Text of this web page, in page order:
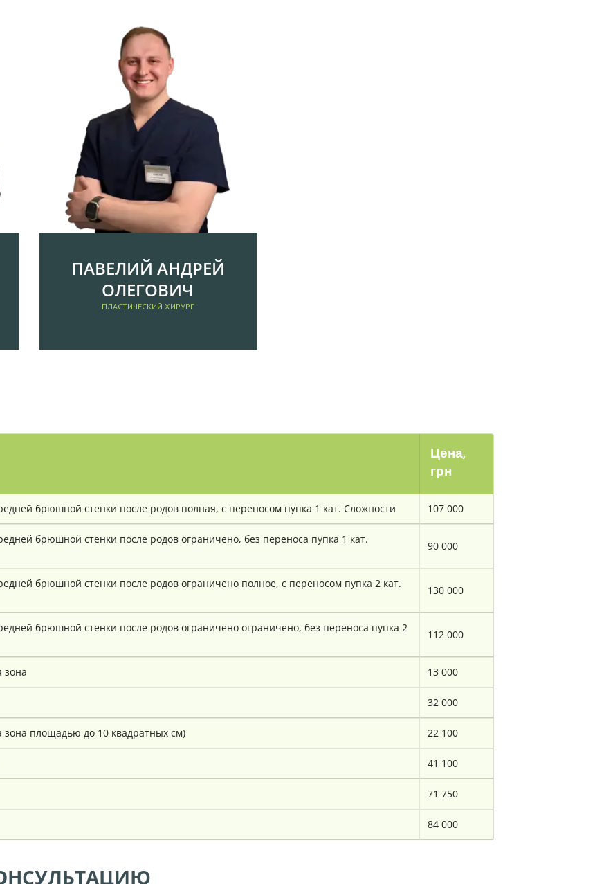
ПАВЕЛИЙ АНДРЕЙ
ОЛЕГОВИЧ
ПЛАСТИЧЕСКИЙ ХИРУРГ
Цена,
грн
брюшной стенки после родов полная, с переносом пупка 1 кат. Сложности 107 000
брюшной стенки после родов ограничено, без переноса пупка 1 кат.
90 000
брюшной стенки после родов ограничено полное, с переносом пупка 2 кат.
130 000
брюшной стенки после родов ограничено ограничено, без переноса пупка 2
112 000
зона 13 000
32 000
зона площадью до 10 квадратных см) 22 100
41 100
71 750
84 000